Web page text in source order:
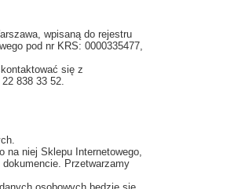
wpisaną do rejestru
pod nr KRS: 0000335477,
się z
838 33 52.
na niej Sklepu Internetowego,
Przetwarzamy